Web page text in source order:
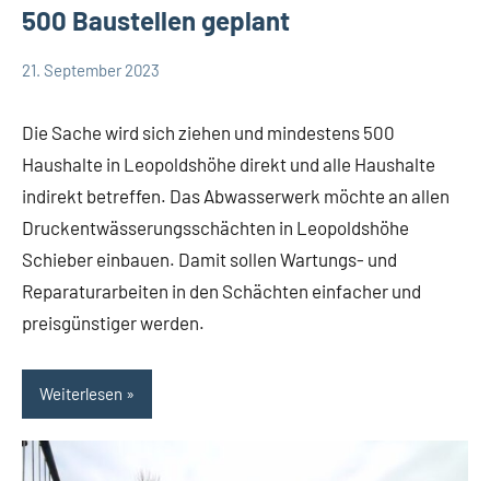
500 Baustellen geplant
Leopoldshöhe
Themen
21. September 2023
Thomas
Die Sache wird sich ziehen und mindestens 500
Haushalte in Leopoldshöhe direkt und alle Haushalte
indirekt betreffen. Das Abwasserwerk möchte an allen
Druckentwässerungsschächten in Leopoldshöhe
Schieber einbauen. Damit sollen Wartungs- und
Reparaturarbeiten in den Schächten einfacher und
preisgünstiger werden.
Weiterlesen